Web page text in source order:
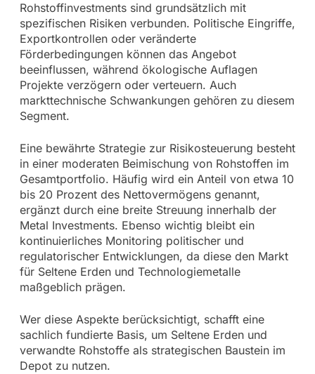
Rohstoffinvestments sind grundsätzlich mit
spezifischen Risiken verbunden. Politische Eingriffe,
Exportkontrollen oder veränderte
Förderbedingungen können das Angebot
beeinflussen, während ökologische Auflagen
Projekte verzögern oder verteuern. Auch
markttechnische Schwankungen gehören zu diesem
Segment.
Eine bewährte Strategie zur Risikosteuerung besteht
in einer moderaten Beimischung von Rohstoffen im
Gesamtportfolio. Häufig wird ein Anteil von etwa 10
bis 20 Prozent des Nettovermögens genannt,
ergänzt durch eine breite Streuung innerhalb der
Metal Investments. Ebenso wichtig bleibt ein
kontinuierliches Monitoring politischer und
regulatorischer Entwicklungen, da diese den Markt
für Seltene Erden und Technologiemetalle
maßgeblich prägen.
Wer diese Aspekte berücksichtigt, schafft eine
sachlich fundierte Basis, um Seltene Erden und
verwandte Rohstoffe als strategischen Baustein im
Depot zu nutzen.